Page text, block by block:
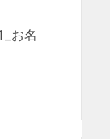
お名